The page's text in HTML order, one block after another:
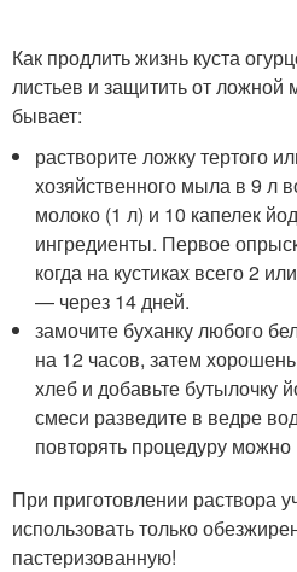
Как продлить жизнь куста
листьев и защитить от ложной
бывает:
растворите ложку тертого
хозяйственного мыла в 9 л
молоко (1 л) и 10 капелек
ингредиенты. Первое
когда на кустиках всего 2
— через 14 дней.
замочите буханку любого
на 12 часов, затем
хлеб и добавьте бутылочку
смеси разведите в ведре
повторять процедуру можно
При приготовлении раствора
использовать только
пастеризованную!